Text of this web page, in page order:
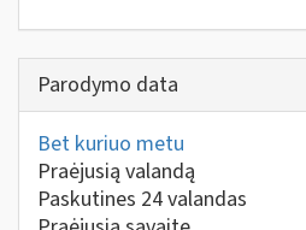
Parodymo data
Bet kuriuo metu
Praėjusią valandą
Paskutines 24 valandas